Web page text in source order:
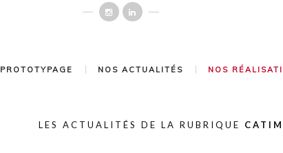
PROTOTYPAGE NOS ACTUALITÉS NOS
LES ACTUALITÉS DE LA RUBRIQUE